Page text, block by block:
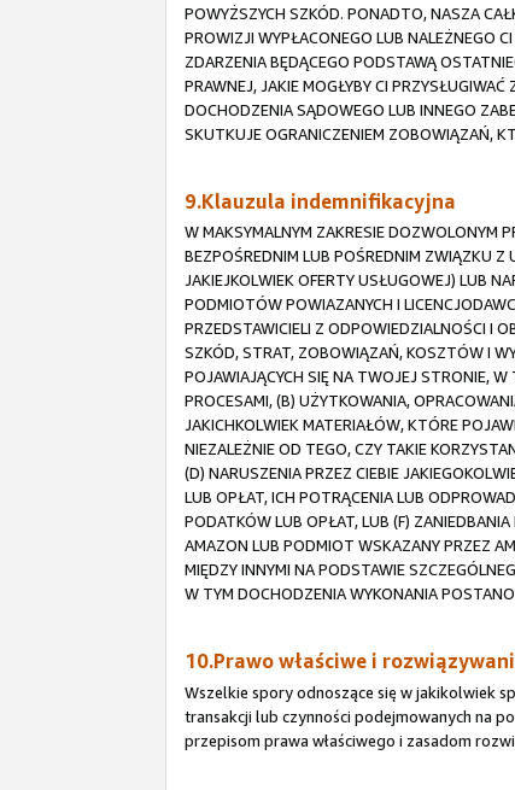
POWYŻSZYCH SZKÓD. PONADTO, NASZA
PROWIZJI WYPŁACONEGO LUB NALEŻNEGO
ZDARZENIA BĘDĄCEGO PODSTAWĄ
PRAWNEJ, JAKIE MOGŁYBY CI
DOCHODZENIA SĄDOWEGO LUB INNEGO
SKUTKUJE OGRANICZENIEM ZOBOWIĄZAŃ,
9.Klauzula indemnifikacyjna
W MAKSYMALNYM ZAKRESIE DOZWOLONYM
BEZPOŚREDNIM LUB POŚREDNIM ZWIĄZKU Z
JAKIEJKOLWIEK OFERTY USŁUGOWEJ) LUB
PODMIOTÓW POWIAZANYCH I
PRZEDSTAWICIELI Z ODPOWIEDZIALNOŚCI I
SZKÓD, STRAT, ZOBOWIĄZAŃ, KOSZTÓW I
POJAWIAJĄCYCH SIĘ NA TWOJEJ STRONIE,
PROCESAMI, (B) UŻYTKOWANIA,
JAKICHKOLWIEK MATERIAŁÓW, KTÓRE
NIEZALEŻNIE OD TEGO, CZY TAKIE
(D) NARUSZENIA PRZEZ CIEBIE
LUB OPŁAT, ICH POTRĄCENIA LUB
PODATKÓW LUB OPŁAT, LUB (F)
AMAZON LUB PODMIOT WSKAZANY PRZEZ
MIĘDZY INNYMI NA PODSTAWIE
W TYM DOCHODZENIA WYKONANIA
10.Prawo właściwe i
Wszelkie spory odnoszące się w jakikolwiek
transakcji lub czynności podejmowanych na
przepisom prawa właściwego i zasadom